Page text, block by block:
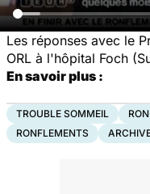
Les réponses avec le
ORL à l'hôpital Foch
En savoir plus :
TROUBLE SOMMEIL
RONFLEMENTS